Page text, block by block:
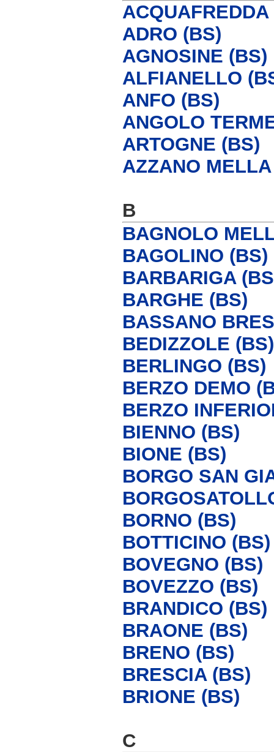
ACQUAFREDDA
ADRO (BS)
AGNOSINE (BS)
ALFIANELLO
ANFO (BS)
ANGOLO
ARTOGNE (BS)
AZZANO
B
BAGNOLO
BAGOLINO (BS)
BARBARIGA
BARGHE (BS)
BASSANO
BEDIZZOLE (BS)
BERLINGO (BS)
BERZO DEMO
BERZO
BIENNO (BS)
BIONE (BS)
BORGO SAN
BORNO (BS)
BOTTICINO (BS)
BOVEGNO (BS)
BOVEZZO (BS)
BRANDICO (BS)
BRAONE (BS)
BRENO (BS)
BRESCIA (BS)
BRIONE (BS)
C